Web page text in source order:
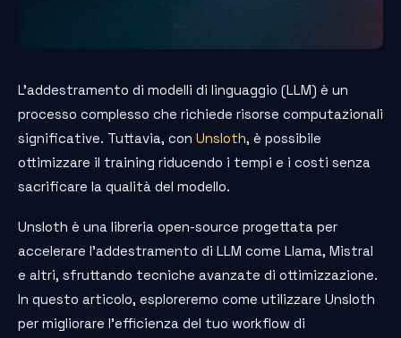
L’addestramento di modelli di linguaggio (LLM) è un
processo complesso che richiede risorse computazionali
significative. Tuttavia, con Unsloth, è possibile
ottimizzare il training riducendo i tempi e i costi senza
sacrificare la qualità del modello.
Unsloth è una libreria open-source progettata per
accelerare l’addestramento di LLM come Llama, Mistral
e altri, sfruttando tecniche avanzate di ottimizzazione.
In questo articolo, esploreremo come utilizzare Unsloth
per migliorare l’efficienza del tuo workflow di